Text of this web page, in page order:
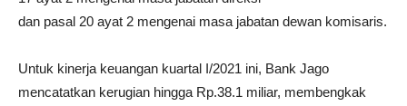
dan pasal 20 ayat 2 mengenai masa jabatan dewan komisaris.
Untuk kinerja keuangan kuartal I/2021 ini, Bank Jago
mencatatkan kerugian hingga Rp.38.1 miliar, membengkak